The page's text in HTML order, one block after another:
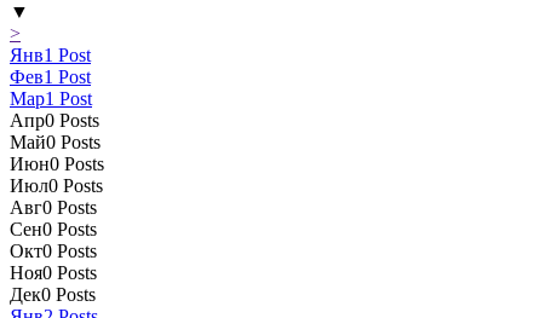
▼
>
Янв1 Post
Фев1 Post
Мар1 Post
Апр0 Posts
Май0 Posts
Июн0 Posts
Июл0 Posts
Авг0 Posts
Сен0 Posts
Окт0 Posts
Ноя0 Posts
Дек0 Posts